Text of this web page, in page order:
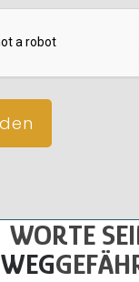
WORTE
WEG